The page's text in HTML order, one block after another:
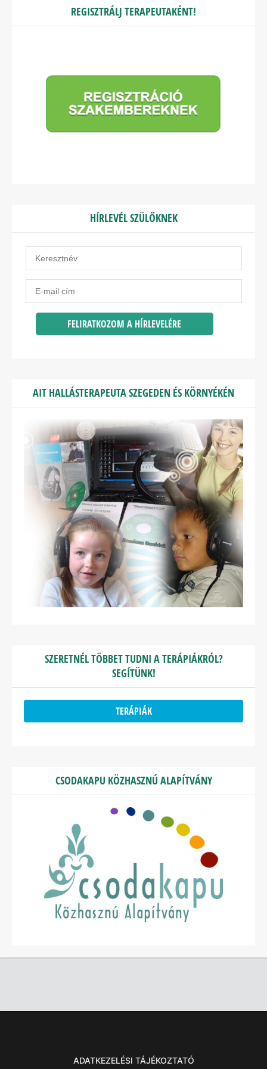
REGISZTRÁLJ TERAPEUTAKÉNT!
HÍRLEVÉL SZÜLŐKNEK
AIT HALLÁSTERAPEUTA SZEGEDEN ÉS KÖRNYÉKÉN
SZERETNÉL TÖBBET TUDNI A TERÁPIÁKRÓL?
SEGÍTÜNK!
TERÁPIÁK
CSODAKAPU KÖZHASZNÚ ALAPÍTVÁNY
ADATKEZELÉSI TÁJÉKOZTATÓ